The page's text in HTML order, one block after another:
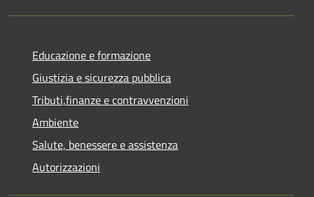
Educazione e formazione
Giustizia e sicurezza pubblica
Tributi,finanze e contravvenzioni
Ambiente
Salute, benessere e assistenza
Autorizzazioni